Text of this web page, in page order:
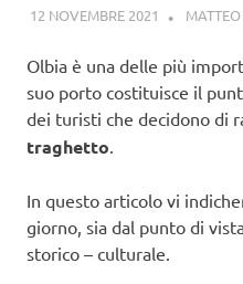
12 NOVEMBRE 2021
Olbia è una delle più
suo porto costituisce il
dei turisti che decidono di
traghetto.
In questo articolo vi
giorno, sia dal punto di
storico – culturale.